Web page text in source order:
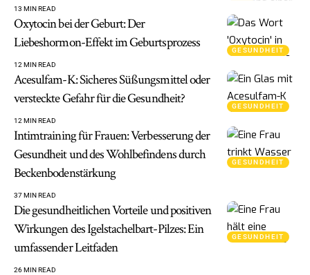
13 MIN READ
GESUNDHEIT
Oxytocin bei der Geburt: Der
Liebeshormon-Effekt im Geburtsprozess
12 MIN READ
GESUNDHEIT
Acesulfam-K: Sicheres Süßungsmittel oder
versteckte Gefahr für die Gesundheit?
12 MIN READ
GESUNDHEIT
Intimtraining für Frauen: Verbesserung der
Gesundheit und des Wohlbefindens durch
Beckenbodenstärkung
37 MIN READ
GESUNDHEIT
Die gesundheitlichen Vorteile und positiven
Wirkungen des Igelstachelbart-Pilzes: Ein
umfassender Leitfaden
26 MIN READ